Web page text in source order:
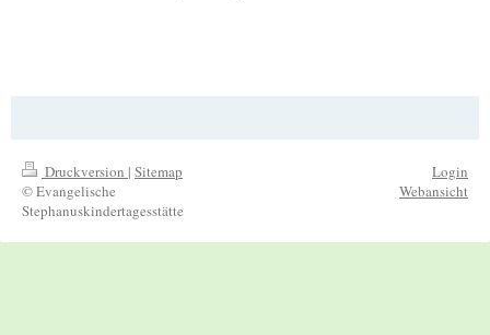
Druckversion | Sitemap
© Evangelische
Stephanuskindertagesstätte
Login
Webansicht